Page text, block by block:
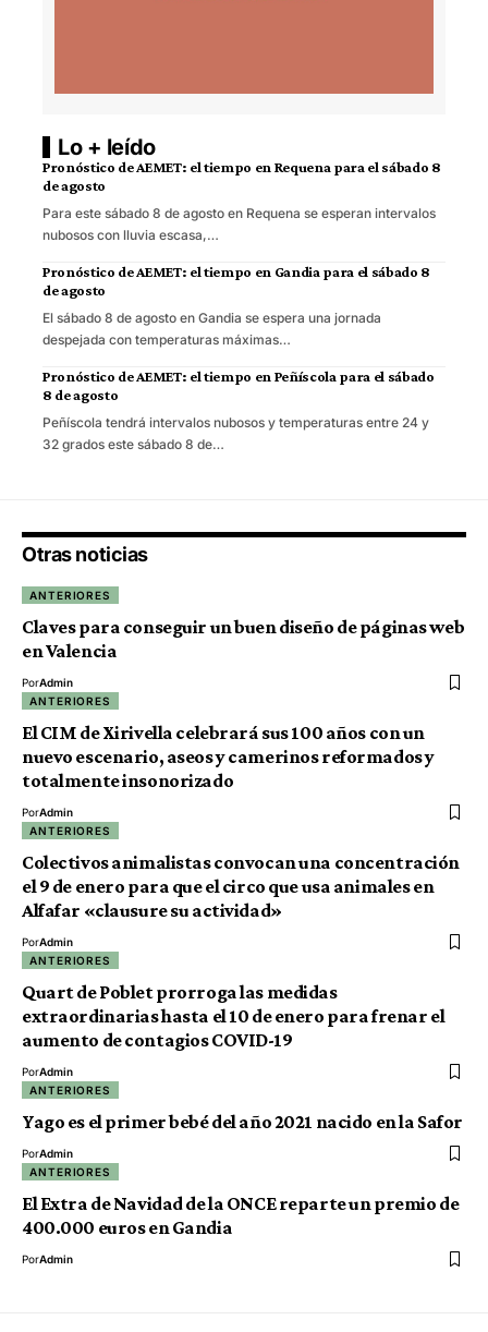
Lo + leído
Pronóstico de AEMET: el tiempo en Requena para el sábado 8
de agosto
Para este sábado 8 de agosto en Requena se esperan intervalos
nubosos con lluvia escasa,…
Pronóstico de AEMET: el tiempo en Gandia para el sábado 8
de agosto
El sábado 8 de agosto en Gandia se espera una jornada
despejada con temperaturas máximas…
Pronóstico de AEMET: el tiempo en Peñíscola para el sábado
8 de agosto
Peñíscola tendrá intervalos nubosos y temperaturas entre 24 y
32 grados este sábado 8 de…
Otras noticias
ANTERIORES
Claves para conseguir un buen diseño de páginas web
en Valencia
PorAdmin
ANTERIORES
El CIM de Xirivella celebrará sus 100 años con un
nuevo escenario, aseos y camerinos reformados y
totalmente insonorizado
PorAdmin
ANTERIORES
Colectivos animalistas convocan una concentración
el 9 de enero para que el circo que usa animales en
Alfafar «clausure su actividad»
PorAdmin
ANTERIORES
Quart de Poblet prorroga las medidas
extraordinarias hasta el 10 de enero para frenar el
aumento de contagios COVID-19
PorAdmin
ANTERIORES
Yago es el primer bebé del año 2021 nacido en la Safor
PorAdmin
ANTERIORES
El Extra de Navidad de la ONCE reparte un premio de
400.000 euros en Gandia
PorAdmin